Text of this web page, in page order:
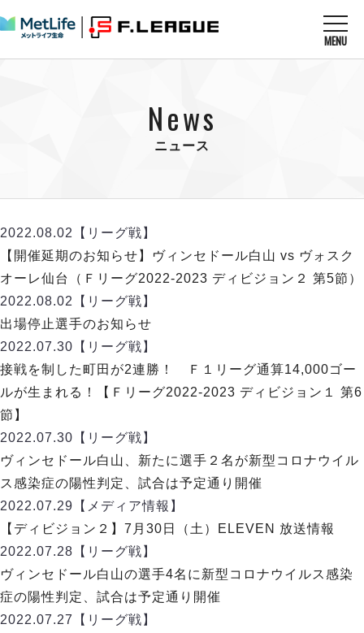
MENU
U-23選抜
クラブ
チケット
メディア情報
フットサル日本代表
その他
MATCHES
順位表
戦績表
警告・退場・出場停止選手
個人ランキング｜ゴール
個人ランキング｜シュート
個人ランキング｜シュート成功率
個人ランキング｜第2PK
メットライフ生命Ｆ２リーグ
試合日程
順位表
戦績表
警告・退場・出場停止選手
個人ランキング｜ゴール
個人ランキング｜シュート
個人ランキング｜シュート成功率
個人ランキング｜第2PK
メットライフ生命Ｆ１リーグ
エスポラーダ北海道
バルドラール浦安
フウガドールすみだ
しながわシティ
立川アスレティックFC
ペスカドーラ町田
ボアルース長野
名古屋オーシャンズ
シュライカー大阪
ボルクバレット北九州
バサジィ大分
メットライフ生命Ｆ２リーグ
ヴォスクオーレ仙台
マルバ水戸FC
チケットを買う
アリーナ情報 ARENA
リーグ概要 ABOUT US
リーグ概要
日本フットサルリーグについて
大会概要
リーグ要項
クラブライセンス関連
アリーナ観戦マナー&ルール
過去の記録
過去の試合記録
ディビジョン1 試合記録
ディビジョン2 試合記録
Ｆリーグカップ 試合記録
リーグ統計データ
プロジェクト PROJECT
ABeam AWARD
DIVISION 01
News
ニュース
2022.08.02
【リーグ戦】
【開催延期のお知らせ】ヴィンセドール白山 vs ヴォスク
オーレ仙台（Ｆリーグ2022-2023 ディビジョン２ 第5節）
2022.08.02
【リーグ戦】
出場停止選手のお知らせ
2022.07.30 【リーグ戦】
接戦を制した町田が2連勝！ Ｆ１リーグ通算14,000ゴー
ルが生まれる！【Ｆリーグ2022-2023 ディビジョン１ 第6
節】
2022.07.30 【リーグ戦】
ヴィンセドール白山、新たに選手２名が新型コロナウイル
ス感染症の陽性判定、試合は予定通り開催
2022.07.29 【メディア情報】
【ディビジョン２】7月30日（土）ELEVEN 放送情報
2022.07.28 【リーグ戦】
ヴィンセドール白山の選手4名に新型コロナウイルス感染
症の陽性判定、試合は予定通り開催
2022.07.27
【リーグ戦】